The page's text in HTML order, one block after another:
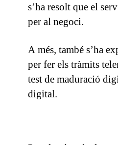
s’ha resolt que el
per al negoci.
A més, també s’ha
per fer els tràmits
test de maduració
digital.